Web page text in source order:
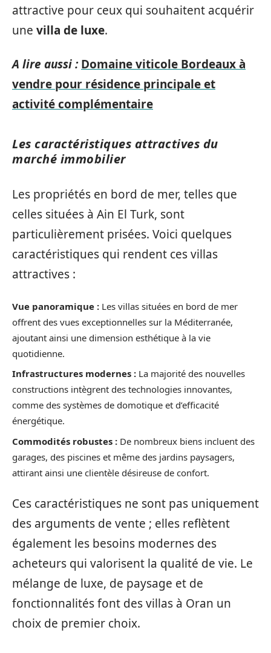
attractive pour ceux qui souhaitent acquérir
une villa de luxe.
A lire aussi : Domaine viticole Bordeaux à
vendre pour résidence principale et
activité complémentaire
Les caractéristiques attractives du
marché immobilier
Les propriétés en bord de mer, telles que
celles situées à Ain El Turk, sont
particulièrement prisées. Voici quelques
caractéristiques qui rendent ces villas
attractives :
Vue panoramique : Les villas situées en bord de mer
offrent des vues exceptionnelles sur la Méditerranée,
ajoutant ainsi une dimension esthétique à la vie
quotidienne.
Infrastructures modernes : La majorité des nouvelles
constructions intègrent des technologies innovantes,
comme des systèmes de domotique et d’efficacité
énergétique.
Commodités robustes : De nombreux biens incluent des
garages, des piscines et même des jardins paysagers,
attirant ainsi une clientèle désireuse de confort.
Ces caractéristiques ne sont pas uniquement
des arguments de vente ; elles reflètent
également les besoins modernes des
acheteurs qui valorisent la qualité de vie. Le
mélange de luxe, de paysage et de
fonctionnalités font des villas à Oran un
choix de premier choix.